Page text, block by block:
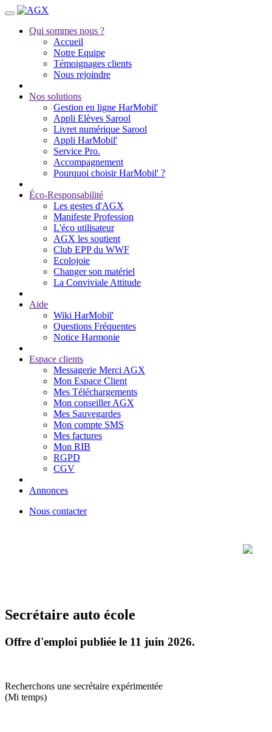
Qui sommes nous ?
Accueil
Notre Equipe
Témoignages clients
Nous rejoindre
Nos solutions
Gestion en ligne HarMobil'
Appli Elèves Sarool
Livret numérique Sarool
Appli HarMobil'
Service Pro.
Accompagnement
Pourquoi choisir HarMobil' ?
Éco-Responsabilité
Les gestes d'AGX
Manifeste Profession
L'éco utilisateur
AGX les soutient
Club EPP du WWF
Ecolojoie
Changer son matériel
La Conviviale Attitude
Aide
Wiki HarMobil'
Questions Fréquentes
Notice Harmonie
Espace clients
Messagerie Merci AGX
Mon Espace Client
Mes Téléchargements
Mon conseiller AGX
Mes Sauvegardes
Mon compte SMS
Mes factures
Mon RIB
RGPD
CGV
Annonces
Nous contacter
Secrétaire auto école
Offre d'emploi publiée le 11 juin 2026.
Recherchons une secrétaire expérimentée
(Mi temps)